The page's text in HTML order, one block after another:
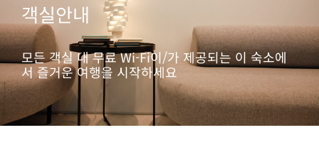
너
뛰
기
ACOMMODATIONS
CONTACT
객실안내
모든 객실 내 무료 Wi-Fi이/가 제공되는 이 숙소에
서 즐거운 여행을 시작하세요